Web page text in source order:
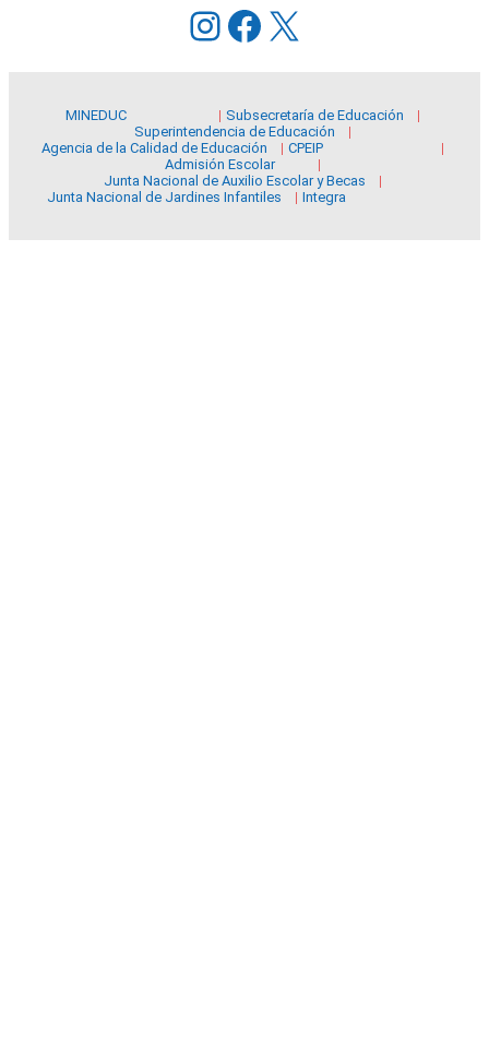
Instagram
Facebook
X
MINEDUC
Subsecretaría de Educación
Superintendencia de Educación
Agencia de la Calidad de Educación
CPEIP
Admisión Escolar
Junta Nacional de Auxilio Escolar y Becas
Junta Nacional de Jardines Infantiles
Integra